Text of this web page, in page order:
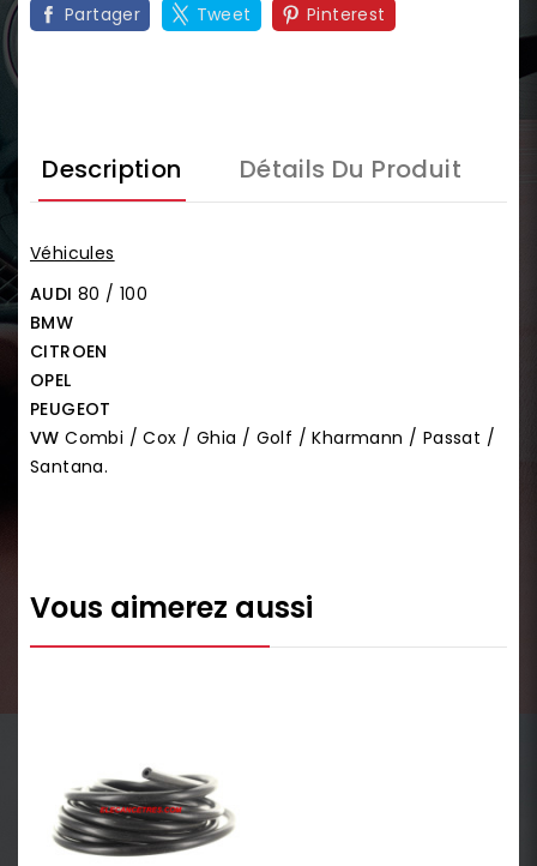
Partager Tweet Pinterest
Description Détails Du Produit
Véhicules
AUDI 80 / 100
BMW
CITROEN
OPEL
PEUGEOT
VW Combi / Cox / Ghia / Golf / Kharmann / Passat /
Santana.
Vous aimerez aussi